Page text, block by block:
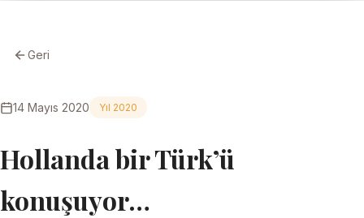
Geri
14 Mayıs 2020 Yıl 2020
Hollanda bir Türk’ü
konuşuyor…